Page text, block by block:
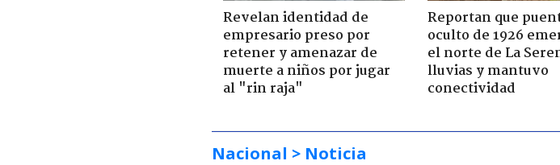
Revelan identidad de
empresario preso por
retener y amenazar de
muerte a niños por jugar
al "rin raja"
Reportan que
oculto de 1926
el norte de La
lluvias y mantuvo
conectividad
Nacional > Noticia